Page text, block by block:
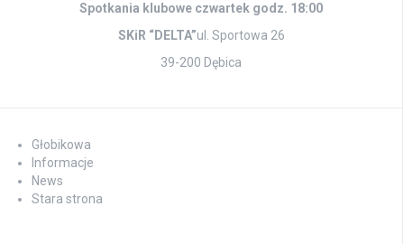
Spotkania klubowe czwartek godz. 18:00
SKiR “DELTA”ul. Sportowa 26
39-200 Dębica
Głobikowa
Informacje
News
Stara strona